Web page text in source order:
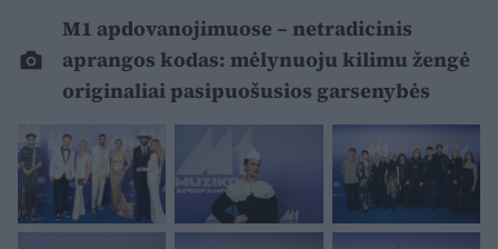
M1 apdovanojimuose – netradicinis
aprangos kodas: mėlynuoju kilimu žengė
originaliai pasipuošusios garsenybės